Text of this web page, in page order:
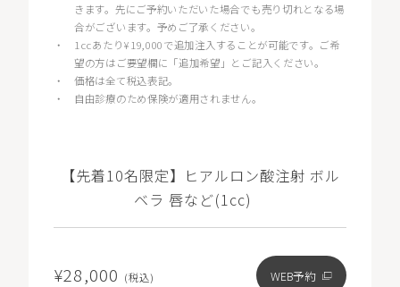
きます。先にご予約いただいた場合でも売り切れとなる場
合がございます。予めご了承ください。
・
1ccあたり¥19,000で追加注入することが可能です。ご希
望の方はご要望欄に「追加希望」とご記入ください。
・価格は全て税込表記。
・
自由診療のため保険が適用されません。
【先着10名限定】ヒアルロン酸注射 ボル
ベラ 唇など(1cc)
¥28,000 (税込) WEB予約